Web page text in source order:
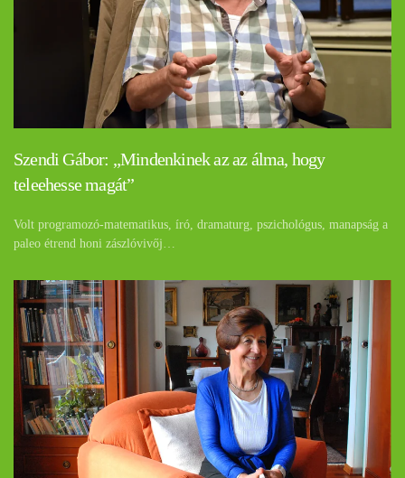
Szendi Gábor: „Mindenkinek az az álma, hogy
teleehesse magát”
Volt programozó-matematikus, író, dramaturg, pszichológus, manapság a
paleo étrend honi zászlóvivőj…